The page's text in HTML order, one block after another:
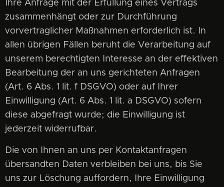
Ihre Anfrage mit der Erfüllung eines Vertrags
zusammenhängt oder zur Durchführung
vorvertraglicher Maßnahmen erforderlich ist. In
allen übrigen Fällen beruht die Verarbeitung auf
unserem berechtigten Interesse an der effektiven
Bearbeitung der an uns gerichteten Anfragen
(Art. 6 Abs. 1 lit. f DSGVO) oder auf Ihrer
Einwilligung (Art. 6 Abs. 1 lit. a DSGVO) sofern
diese abgefragt wurde; die Einwilligung ist
jederzeit widerrufbar.
Die von Ihnen an uns per Kontaktanfragen
übersandten Daten verbleiben bei uns, bis Sie
uns zur Löschung auffordern, Ihre Einwilligung